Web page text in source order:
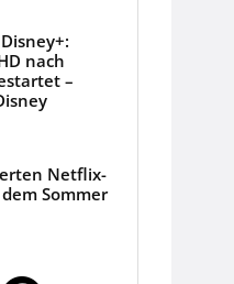
nach
–
Netflix-
Sommer